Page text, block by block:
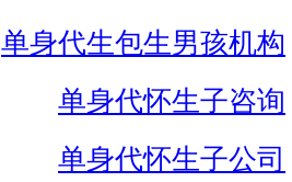
单身代生包生男孩机构
单身代怀生子咨询
单身代怀生子公司